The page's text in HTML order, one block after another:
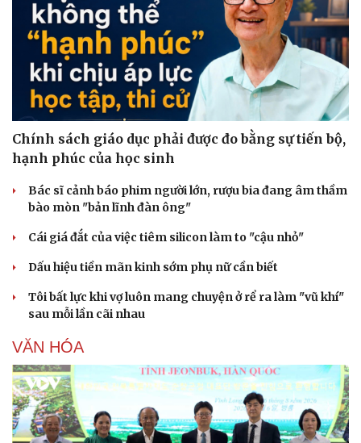
Chính sách giáo dục phải được đo bằng sự tiến bộ,
hạnh phúc của học sinh
Bác sĩ cảnh báo phim người lớn, rượu bia đang âm thầm
bào mòn "bản lĩnh đàn ông"
Cái giá đắt của việc tiêm silicon làm to "cậu nhỏ"
Dấu hiệu tiền mãn kinh sớm phụ nữ cần biết
Tôi bất lực khi vợ luôn mang chuyện ở rể ra làm "vũ khí"
sau mỗi lần cãi nhau
VĂN HÓA